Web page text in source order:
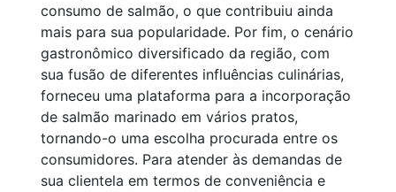
consumo de salmão, o que contribuiu ainda
mais para sua popularidade. Por fim, o cenário
gastronômico diversificado da região, com
sua fusão de diferentes influências culinárias,
forneceu uma plataforma para a incorporação
de salmão marinado em vários pratos,
tornando-o uma escolha procurada entre os
consumidores. Para atender às demandas de
sua clientela em termos de conveniência e